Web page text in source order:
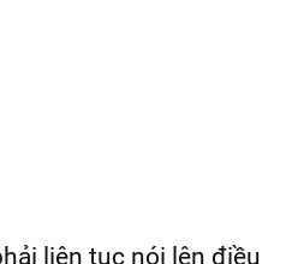
liên tục nói lên điều